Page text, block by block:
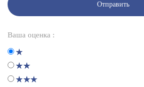
Отправить
Ваша оценка :